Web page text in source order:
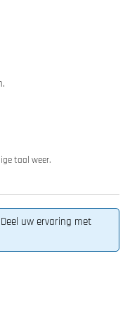
taal weer.
uw ervaring met